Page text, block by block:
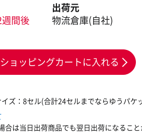
間後
出荷元
物流倉庫(自社)
ショッピングカートに入れる
ズ：8セル(合計24セルまでならゆうパケ
は当日出荷商品でも翌日出荷になること